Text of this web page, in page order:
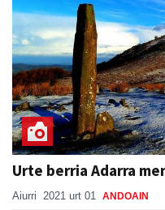
Urte berria Adarra
Aiurri 2021 urt 01 ANDOAIN